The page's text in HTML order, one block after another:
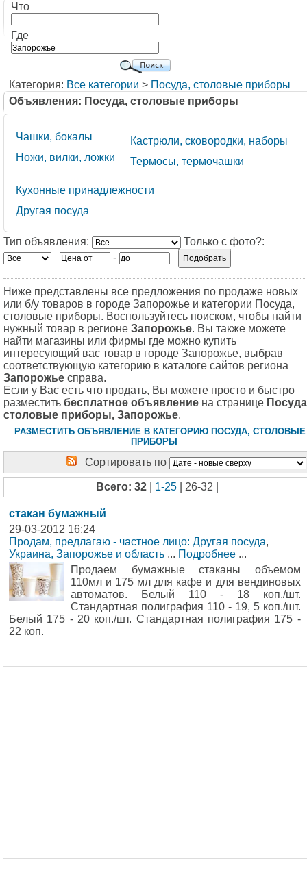
Что
Где
Категория: Все категории > Посуда, столовые приборы
Объявления: Посуда, столовые приборы
Чашки, бокалы
Ножи, вилки, ложки
Кастрюли, сковородки, наборы
Термосы, термочашки
Кухонные принадлежности
Другая посуда
Тип объявления:
Только с фото?:
-
Ниже представлены все предложения по продаже новых
или б/у товаров в городе Запорожье и категории Посуда,
столовые приборы. Воспользуйтесь поиском, чтобы найти
нужный товар в регионе Запорожье. Вы также можете
найти магазины или фирмы где можно купить
интересующий вас товар в городе Запорожье, выбрав
соответствующую категорию в каталоге сайтов региона
Запорожье справа.
Если у Вас есть что продать, Вы можете просто и быстро
разместить бесплатное объявление на странице
столовые приборы, Запорожье.
РАЗМЕСТИТЬ ОБЪЯВЛЕНИЕ В КАТЕГОРИЮ ПОСУДА, СТОЛОВЫЕ
ПРИБОРЫ
Сортировать по
Всего: 32| 1-25| 26-32 |
стакан бумажный
29-03-2012 16:24
Продам, предлагаю - частное лицо: Другая посуда,
Украина, Запорожье и область ... Подробнее ...
Продаем бумажные стаканы объемом
110мл и 175 мл для кафе и для вендиновых
автоматов. Белый 110 - 18 коп./шт.
Стандартная полиграфия 110 - 19, 5 коп./шт.
Белый 175 - 20 коп./шт. Стандартная полиграфия 175 -
22 коп.